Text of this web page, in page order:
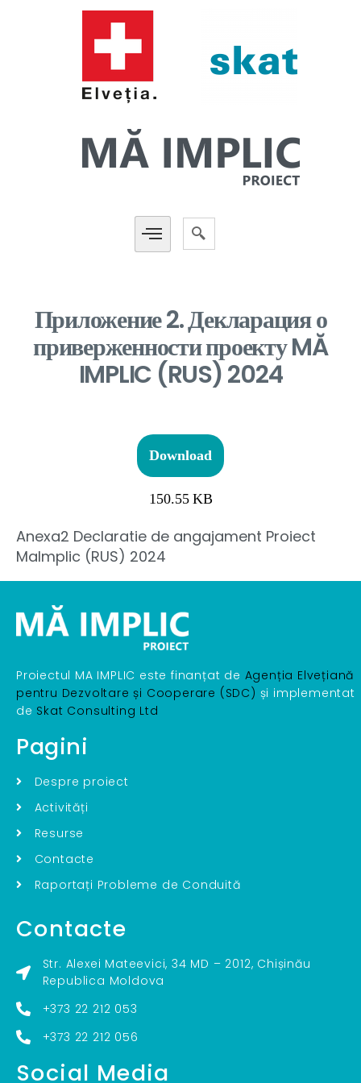
Приложение 2. Декларация о
приверженности проекту MĂ
IMPLIC (RUS) 2024
Download
150.55 KB
Anexa2 Declaratie de angajament Proiect
MaImplic (RUS) 2024
Proiectul MA IMPLIC este finanțat de Agenția Elvețiană
pentru Dezvoltare și Cooperare (SDC) și implementat
de Skat Consulting Ltd
Pagini
Despre proiect
Activități
Resurse
Contacte
Raportați Probleme de Conduită
Contacte
Str. Alexei Mateevici, 34 MD – 2012, Chișinău
Republica Moldova
+373 22 212 053
+373 22 212 056
Social Media